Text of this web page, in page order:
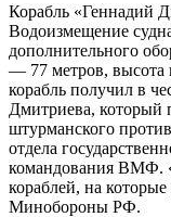
Корабль «Геннадий
Водоизмещение
дополнительного
— 77 метров, высота
корабль получил в
Дмитриева, который
штурманского
отдела
командования ВМФ.
кораблей, на
Минобороны РФ.